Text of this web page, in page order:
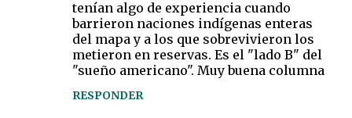
tenían algo de experiencia cuando
barrieron naciones indígenas enteras
del mapa y a los que sobrevivieron los
metieron en reservas. Es el "lado B" del
"sueño americano". Muy buena columna
RESPONDER